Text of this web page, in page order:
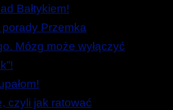
Bałtykiem!
Przemka
Mózg może wyłączyć
czyli jak ratować